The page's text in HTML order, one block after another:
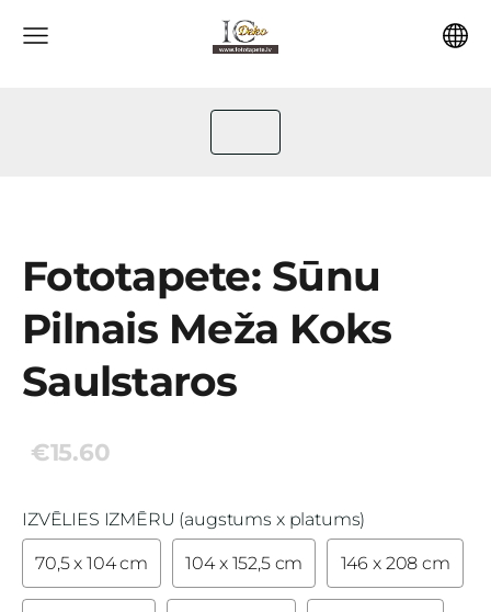
Fototapete: Sūnu
Pilnais Meža Koks
Saulstaros
€15.60
IZVĒLIES IZMĒRU (augstums x platums)
70,5 x 104 cm 104 x 152,5 cm 146 x 208 cm